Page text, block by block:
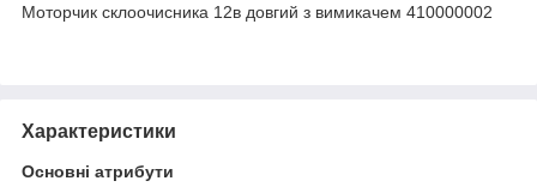
Моторчик склоочисника 12в довгий з вимикачем 410000002
Характеристики
Основні атрибути